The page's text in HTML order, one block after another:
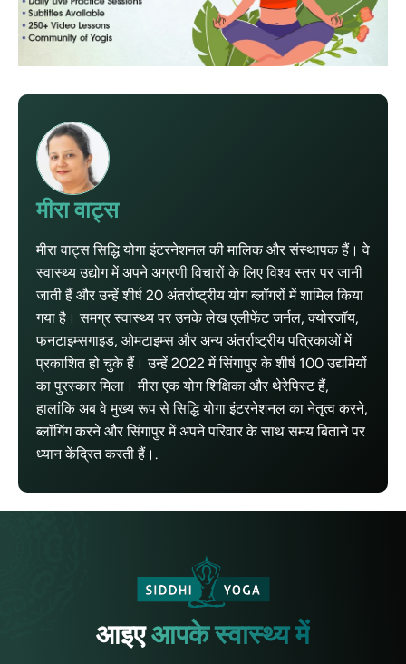
मीरा वाट्स
मीरा वाट्स सिद्धि योगा इंटरनेशनल की मालिक और संस्थापक हैं। वे
स्वास्थ्य उद्योग में अपने अग्रणी विचारों के लिए विश्व स्तर पर जानी
जाती हैं और उन्हें शीर्ष 20 अंतर्राष्ट्रीय योग ब्लॉगरों में शामिल किया
गया है। समग्र स्वास्थ्य पर उनके लेख एलीफेंट जर्नल, क्योरजॉय,
फनटाइम्सगाइड, ओमटाइम्स और अन्य अंतर्राष्ट्रीय पत्रिकाओं में
प्रकाशित हो चुके हैं। उन्हें 2022 में सिंगापुर के शीर्ष 100 उद्यमियों
का पुरस्कार मिला। मीरा एक योग शिक्षिका और थेरेपिस्ट हैं,
हालांकि अब वे मुख्य रूप से सिद्धि योगा इंटरनेशनल का नेतृत्व करने,
ब्लॉगिंग करने और सिंगापुर में अपने परिवार के साथ समय बिताने पर
ध्यान केंद्रित करती हैं।.
आइएआपके स्वास्थ्य में